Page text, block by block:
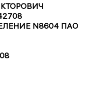
N8604 ПАО